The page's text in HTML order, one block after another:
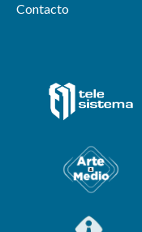
Contacto